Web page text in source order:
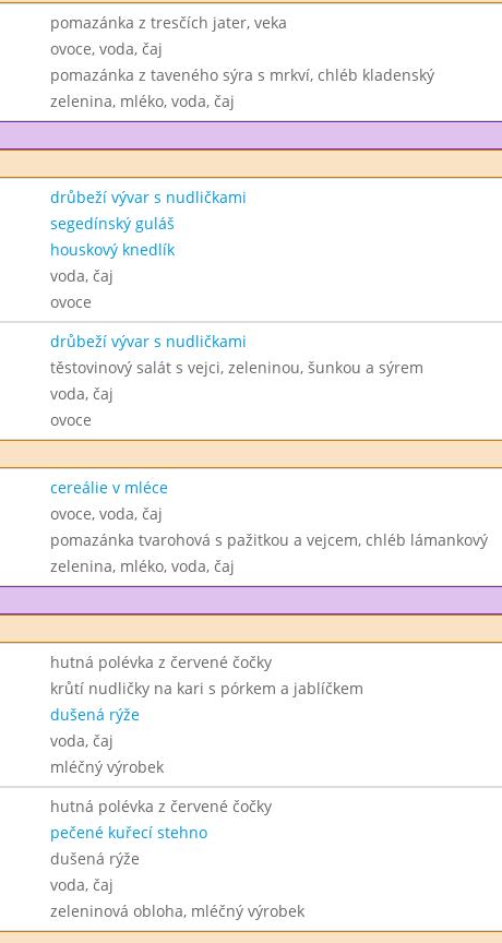
pomazánka z tresčích jater, veka
ovoce, voda, čaj
pomazánka z taveného sýra s mrkví, chléb kladenský
zelenina, mléko, voda, čaj
drůbeží vývar s nudličkami
segedínský guláš
houskový knedlík
voda, čaj
ovoce
drůbeží vývar s nudličkami
těstovinový salát s vejci, zeleninou, šunkou a sýrem
voda, čaj
ovoce
cereálie v mléce
ovoce, voda, čaj
pomazánka tvarohová s pažitkou a vejcem, chléb lámankový
zelenina, mléko, voda, čaj
hutná polévka z červené čočky
krůtí nudličky na kari s pórkem a jablíčkem
dušená rýže
voda, čaj
mléčný výrobek
hutná polévka z červené čočky
pečené kuřecí stehno
dušená rýže
voda, čaj
zeleninová obloha, mléčný výrobek